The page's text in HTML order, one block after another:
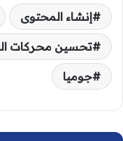
إنشاء المحتوى
تحسين محركات
جوميا